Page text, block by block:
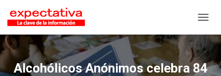
Alcohólicos Anónimos celebra 84